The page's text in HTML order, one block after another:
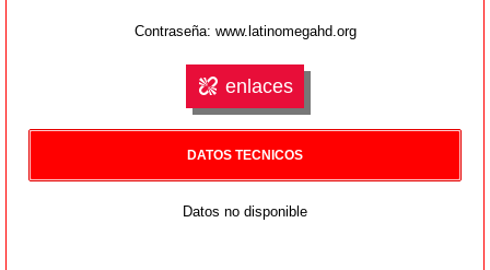
Contraseña: www.latinomegahd.org
enlaces
DATOS TECNICOS
Datos no disponible